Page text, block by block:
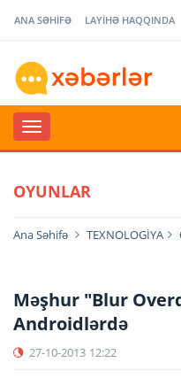
ANA SƏHİFƏ LAYİHƏ HAQQINDA
OYUNLAR
Ana Səhifə TEXNOLOGİYA
Məşhur "Blur
Androidlərdə
27-10-2013 12:22